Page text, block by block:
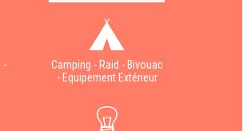
-
Camping - Raid - Bivouac
- Equipement Extérieur